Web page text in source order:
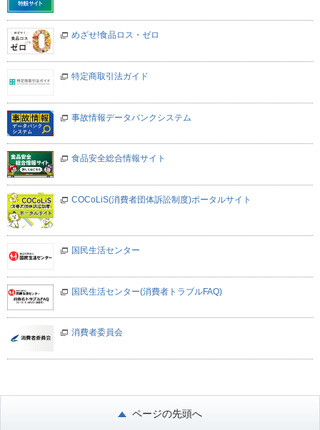
めざせ!食品ロス・ゼロ
特定商取引法ガイド
事故情報データバンクシステム
食品安全総合情報サイト
COCoLiS(消費者団体訴訟制度)ポータルサイト
国民生活センター
国民生活センター(消費者トラブルFAQ)
消費者委員会
ページの先頭へ